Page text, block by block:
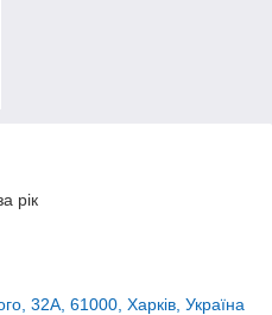
рік
32А, 61000, Харків, Україна